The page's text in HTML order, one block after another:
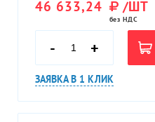
46 633,24 /ШТ
без НДС
- +
ЗАЯВКА В 1 КЛИК